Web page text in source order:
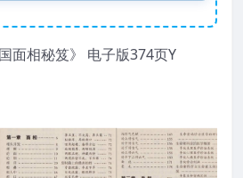
面相秘笈》 电子版374页Y